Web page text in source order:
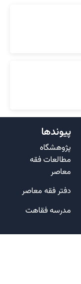
پیوندها
پژوهشگاه
مطالعات فقه
معاصر
دفتر فقه معاصر
مدرسه فقاهت